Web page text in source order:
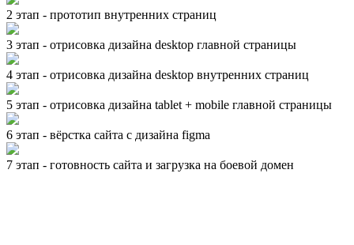
2 этап - прототип внутренних страниц
3 этап - отрисовка дизайна desktop главной страницы
4 этап - отрисовка дизайна desktop внутренних страниц
5 этап - отрисовка дизайна tablet + mobile главной страницы
6 этап - вёрстка сайта с дизайна figma
7 этап - готовность сайта и загрузка на боевой домен